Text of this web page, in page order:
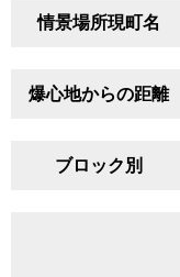
情景場所現町名
爆心地からの距離
ブロック別